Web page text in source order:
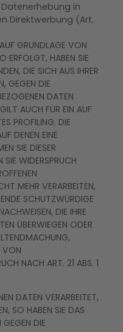
in
Direktwerbung (Art.
GRUNDLAGE VON
ERFOLGT, HABEN SIE
DIE SICH AUS IHRER
GEGEN DIE
DATEN
AUCH FÜR EIN AUF
PROFILING. DIE
DENEN EINE
SIE DIESER
SIE WIDERSPRUCH
MEHR VERARBEITEN,
SCHUTZWÜRDIGE
DIE IHRE
ÜBERWIEGEN ODER
VON
NACH ART. 21 ABS. 1
DATEN VERARBEITET,
SO HABEN SIE DAS
GEGEN DIE